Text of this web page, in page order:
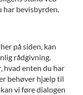
har bevisbyrden.
på siden, kan
rådgivning.
hvad enten du har
behøver hjælp til
vi føre dialogen